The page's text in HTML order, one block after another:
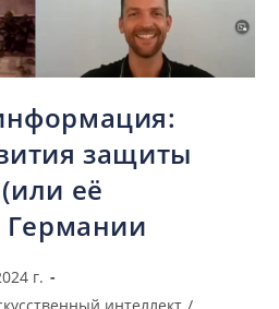
защиты
её
Германии
г.